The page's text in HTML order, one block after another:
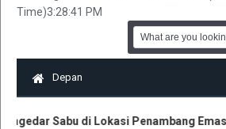
Time)3:28:41 PM
Depan
Sabu di Lokasi Penambang Emas